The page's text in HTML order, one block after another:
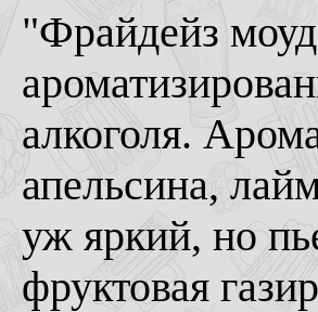
"Фрайдейз
алкоголя.
апельсина,
уж яркий, но
фруктовая